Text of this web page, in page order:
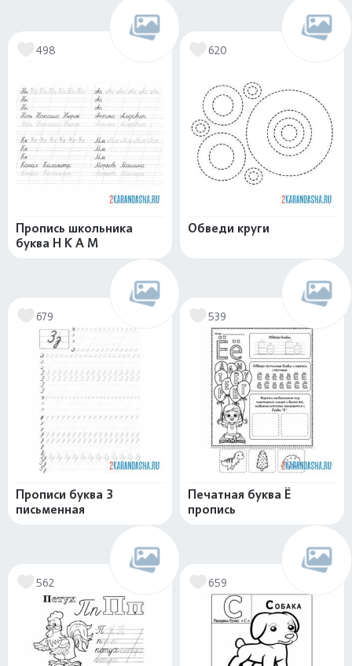
498
Пропись школьника
буква Н К А М
620
Обведи круги
679
Прописи буква З
письменная
539
Печатная буква Ё
пропись
562 659